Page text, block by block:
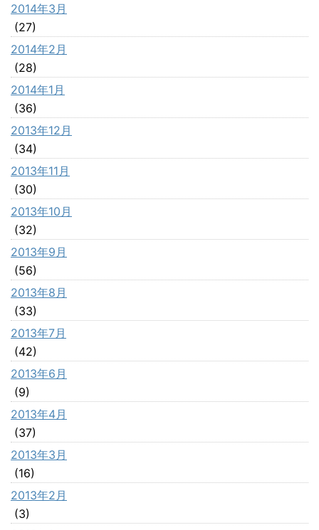
2014年3月
(27)
2014年2月
(28)
2014年1月
(36)
2013年12月
(34)
2013年11月
(30)
2013年10月
(32)
2013年9月
(56)
2013年8月
(33)
2013年7月
(42)
2013年6月
(9)
2013年4月
(37)
2013年3月
(16)
2013年2月
(3)